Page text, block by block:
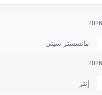
مانشستر سيتي
إنتر